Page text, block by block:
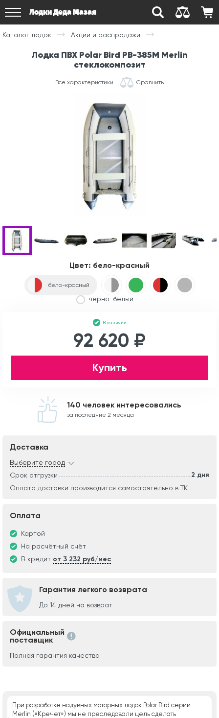
Лодки Деда Мазая
Каталог лодок Акции и распродажи
Лодка ПВХ Polar Bird PB-385M Merlin
стеклокомпозит
Все характеристики Сравнить
Цвет: бело-красный
бело-красный
черно-белый
В наличии
92 620 ₽
Купить
140 человек интересовались
за последние 2 месяца
Доставка
Выберите город
Срок отгрузки
2 дня
Оплата доставки производится самостоятельно в ТК
Оплата
Картой
На расчётный счёт
В кредит от 3 232 руб/мес
Гарантия легкого возврата
До 14 дней на возврат
Официальный
поставщик
Полная гарантия качества
При разработке надувных моторных лодок Polar Bird серии
Merlin («Кречет») мы не преследовали цель сделать